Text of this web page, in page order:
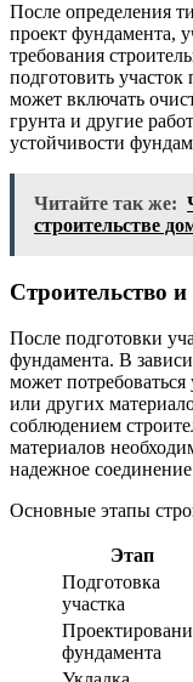
После определения
проект фундамента,
требования
подготовить
может включать
грунта и другие
устойчивости
Читайте так же:
строительстве
Строительство
После подготовки
фундамента. В
может
или других
соблюдением
материалов
надежное
Основные этапы
Этап
Подготовка
участка
фундамента